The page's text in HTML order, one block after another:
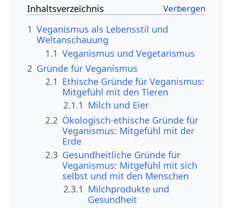
Inhaltsverzeichnis
1 Veganismus als Lebensstil und
Weltanschauung
1.1 Veganismus und Vegetarismus
2 Gründe für Veganismus
2.1 Ethische Gründe für Veganismus:
Mitgefühl mit den Tieren
2.1.1 Milch und Eier
2.2 Ökologisch-ethische Gründe für
Veganismus: Mitgefühl mit der
Erde
2.3 Gesundheitliche Gründe für
Veganismus: Mitgefühl mit sich
selbst und mit den Menschen
2.3.1 Milchprodukte und
Gesundheit